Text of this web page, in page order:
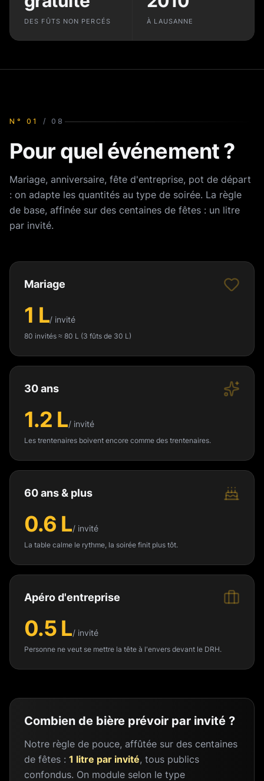
DES FÛTS NON PERCÉS À LAUSANNE
N° 01 / 08
Pour quel événement ?
Mariage, anniversaire, fête d'entreprise, pot de départ
: on adapte les quantités au type de soirée. La règle
de base, affinée sur des centaines de fêtes : un litre
par invité.
Mariage
1 L/ invité
80 invités ≈ 80 L (3 fûts de 30 L)
30 ans
1.2 L/ invité
Les trentenaires boivent encore comme des trentenaires.
60 ans & plus
0.6 L/ invité
La table calme le rythme, la soirée finit plus tôt.
Apéro d'entreprise
0.5 L/ invité
Personne ne veut se mettre la tête à l'envers devant le DRH.
Combien de bière prévoir par invité ?
Notre règle de pouce, affûtée sur des centaines
de fêtes : 1 litre par invité, tous publics
confondus. On module selon le type